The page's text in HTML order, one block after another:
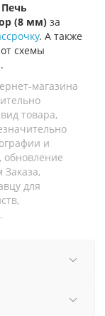
Печь
(8 мм) за
. А также
схемы
магазина
товара,
и
обновление
для